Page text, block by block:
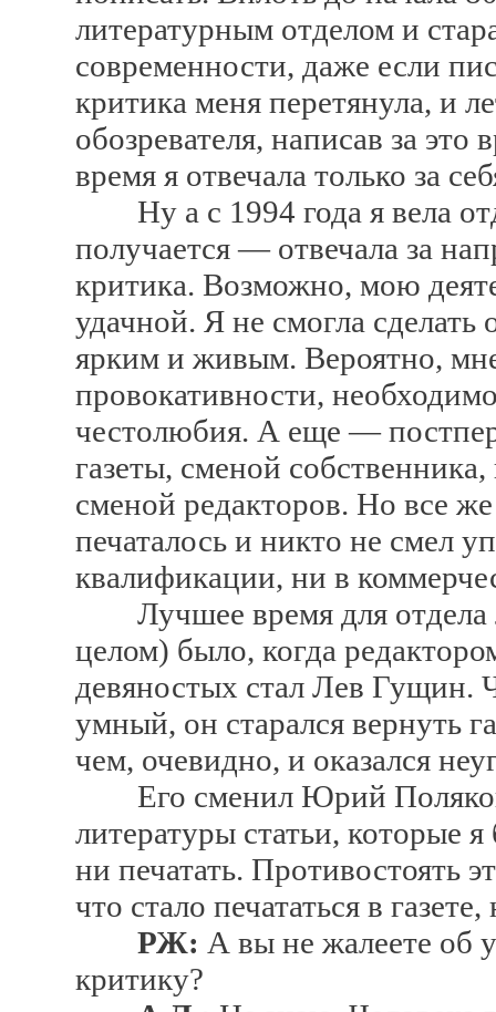
литературным отделом и
современности, даже если
критика меня перетянула, и
обозревателя, написав за
время я отвечала только за
Ну а с 1994 года я вела
получается — отвечала за
критика. Возможно, мою
удачной. Я не смогла
ярким и живым. Вероятно,
провокативности,
честолюбия. А еще —
газеты, сменой
сменой редакторов. Но все
печаталось и никто не смел
квалификации, ни в
Лучшее время для отдела
целом) было, когда
девяностых стал Лев Гущин.
умный, он старался вернуть
чем, очевидно, и оказался
Его сменил Юрий Поляков
литературы статьи, которые
ни печатать. Противостоять
что стало печататься в
РЖ: А вы не жалеете об
критику?